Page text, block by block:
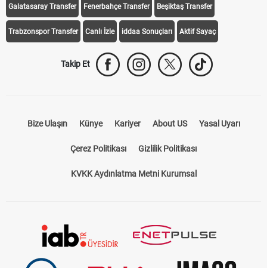
Galatasaray Transfer Fenerbahçe Transfer Beşiktaş Transfer
Trabzonspor Transfer Canlı İzle iddaa Sonuçları Aktif Sayaç
Takip Et
Bize Ulaşın Künye Kariyer About US Yasal Uyarı
Çerez Politikası Gizlilik Politikası
KVKK Aydınlatma Metni Kurumsal